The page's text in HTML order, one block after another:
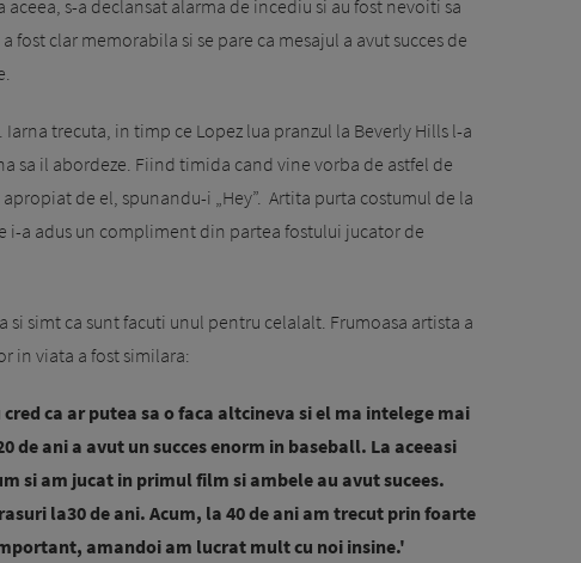
aceea, s-a declansat alarma de incediu si au fost nevoiti sa
fost clar memorabila si se pare ca mesajul a avut succes de
trecuta, in timp ce Lopez lua pranzul la Beverly Hills l-a
sa il abordeze. Fiind timida cand vine vorba de astfel de
de el, spunandu-i „Hey”. Artita purta costumul de la
i-a adus un compliment din partea fostului jucator de
simt ca sunt facuti unul pentru celalalt. Frumoasa artista a
in viata a fost similara:
ca ar putea sa o faca altcineva si el ma intelege mai
de ani a avut un succes enorm in baseball. La aceeasi
si am jucat in primul film si ambele au avut sucees.
la30 de ani. Acum, la 40 de ani am trecut prin foarte
amandoi am lucrat mult cu noi insine.'